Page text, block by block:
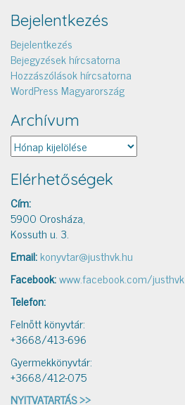
Bejelentkezés
Bejelentkezés
Bejegyzések hírcsatorna
Hozzászólások hírcsatorna
WordPress Magyarország
Archívum
Archívum
Elérhetőségek
Cím:
5900 Orosháza,
Kossuth u. 3.
Email:konyvtar@justhvk.hu
Facebook:www.facebook.com/justhvk
Telefon:
Felnőtt könyvtár:
+3668/413-696
Gyermekkönyvtár:
+3668/412-075
NYITVATARTÁS >>